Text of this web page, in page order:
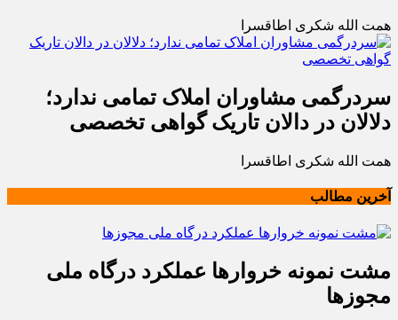
همت الله شکری اطاقسرا
سردرگمی مشاوران املاک تمامی ندارد؛
دلالان در دالان تاریک گواهی تخصصی
همت الله شکری اطاقسرا
آخرین مطالب
مشت نمونه خروارها عملکرد درگاه ملی
مجوزها